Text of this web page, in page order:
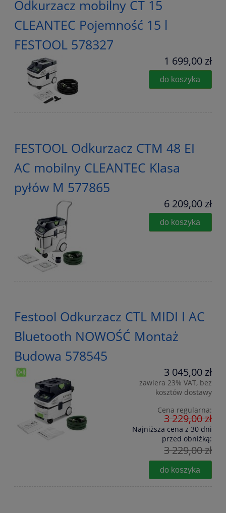
Odkurzacz mobilny CT 15
CLEANTEC Pojemność 15 l
FESTOOL 578327
1 699,00 zł
do koszyka
FESTOOL Odkurzacz CTM 48 EI
AC mobilny CLEANTEC Klasa
pyłów M 577865
6 209,00 zł
do koszyka
Festool Odkurzacz CTL MIDI I AC
Bluetooth NOWOŚĆ Montaż
Budowa 578545
3 045,00 zł
zawiera 23% VAT, bez
kosztów dostawy
Cena regularna:
3 229,00 zł
Najniższa cena z 30 dni
przed obniżką:
3 229,00 zł
do koszyka